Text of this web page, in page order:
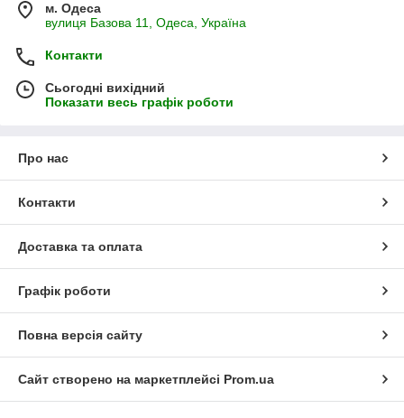
м. Одеса
вулиця Базова 11, Одеса, Україна
Контакти
Сьогодні вихідний
Показати весь графік роботи
Про нас
Контакти
Доставка та оплата
Графік роботи
Повна версія сайту
Сайт створено на маркетплейсі Prom.ua